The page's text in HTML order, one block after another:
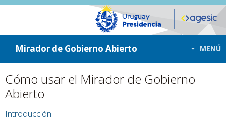
ir a contenido
ir al menú
Mirador de Gobierno Abierto MENÚ
Cómo usar el Mirador de Gobierno
Abierto
Introducción